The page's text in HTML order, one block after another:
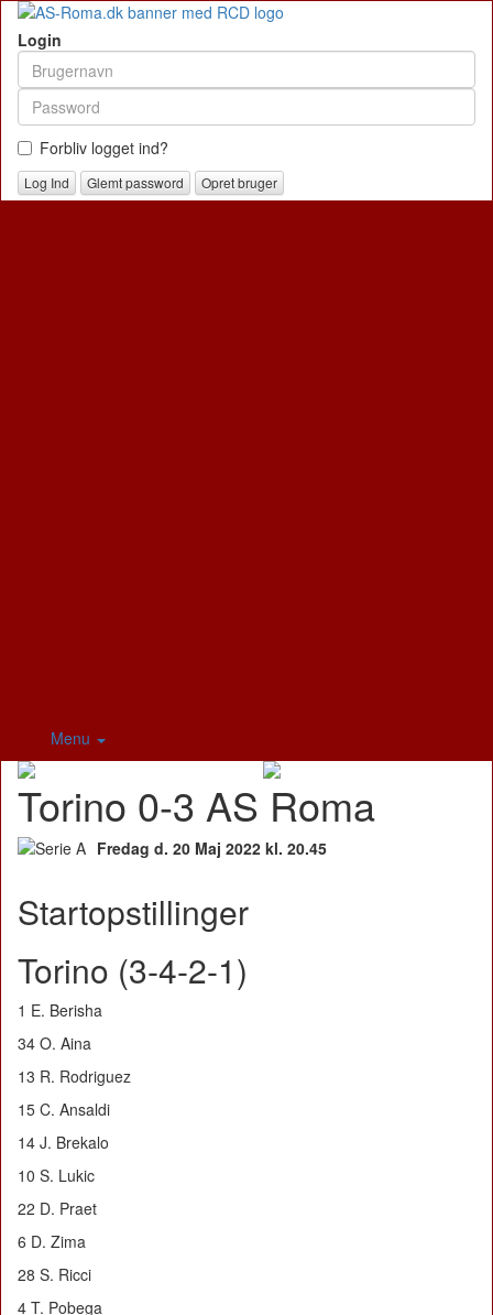
Login
Forbliv logget ind?
Glemt password Opret bruger
Menu
Torino 0-3 AS Roma
Fredag d. 20 Maj 2022 kl. 20.45
Startopstillinger
Torino (3-4-2-1)
1 E. Berisha
34 O. Aina
13 R. Rodriguez
15 C. Ansaldi
14 J. Brekalo
10 S. Lukic
22 D. Praet
6 D. Zima
28 S. Ricci
4 T. Pobega